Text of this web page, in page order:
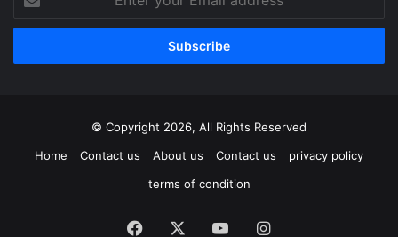
your
Email
© Copyright 2026, All Rights Reserved
Home
Contact us About us Contact us
privacy policy
terms of condition
Facebook YouTubeInstagram